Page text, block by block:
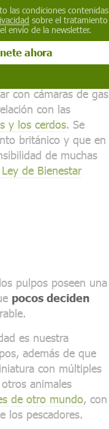
de morir.
que posee una
, un uso
menos
con cámaras de gas
con las
y los cerdos. Se
británico y que en
de muchas
de Bienestar
pulpos poseen una
pocos deciden
es nuestra
además de que
con múltiples
animales
de otro mundo, con
los pescadores.
las condiciones contenidas
sobre el tratamiento
envío de la newsletter.